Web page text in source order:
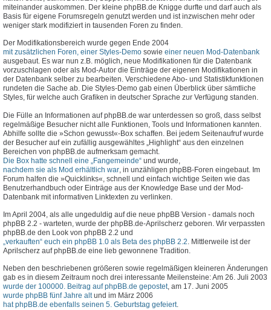
miteinander auskommen. Der kleine phpBB.de Knigge durfte und darf auch als
Basis für eigene Forumsregeln genutzt werden und ist inzwischen mehr oder
weniger stark modifiziert in tausenden Foren zu finden.
Der Modifikationsbereich wurde gegen Ende 2004
mit zusätzlichen Foren, einer Styles-Demo sowie einer neuen Mod-Datenbank
ausgebaut. Es war nun z.B. möglich, neue Modifikationen für die Datenbank
vorzuschlagen oder als Mod-Autor die Einträge der eigenen Modifikationen in
der Datenbank selber zu bearbeiten. Verschiedene Abo- und Statistikfunktionen
rundeten die Sache ab. Die Styles-Demo gab einen Überblick über sämtliche
Styles, für welche auch Grafiken in deutscher Sprache zur Verfügung standen.
Die Fülle an Informationen auf phpBB.de war unterdessen so groß, dass selbst
regelmäßige Besucher nicht alle Funktionen, Tools und Informationen kannten.
Abhilfe sollte die »Schon gewusst«-Box schaffen. Bei jedem Seitenaufruf wurde
der Besucher auf ein zufällig ausgewähltes „Highlight“ aus den einzelnen
Bereichen von phpBB.de aufmerksam gemacht.
Die Box hatte schnell eine „Fangemeinde“ und wurde,
nachdem sie als Mod erhältlich war , in unzähligen phpBB-Foren eingebaut. Im
Forum halfen die »Quicklinks«, schnell und einfach wichtige Seiten wie das
Benutzerhandbuch oder Einträge aus der Knowledge Base und der Mod-
Datenbank mit informativen Linktexten zu verlinken.
Im April 2004, als alle ungeduldig auf die neue phpBB Version - damals noch
phpBB 2.2 - warteten, wurde der phpBB.de-Aprilscherz geboren. Wir verpassten
phpBB.de den Look von phpBB 2.2 und
„verkauften“ euch ein phpBB 1.0 als Beta des phpBB 2.2. Mittlerweile ist der
Aprilscherz auf phpBB.de eine lieb gewonnene Tradition.
Neben den beschriebenen größeren sowie regelmäßigen kleineren Änderungen
gab es in diesem Zeitraum noch drei interessante Meilensteine: Am 26. Juli 2003
wurde der 100000. Beitrag auf phpBB.de gepostet, am 17. Juni 2005
wurde phpBB fünf Jahre altund im März 2006
hat phpBB.de ebenfalls seinen 5. Geburtstag gefeiert.